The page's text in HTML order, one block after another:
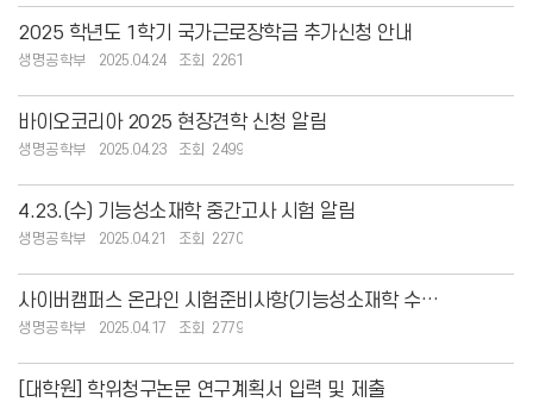
2025 학년도 1학기 국가근로장학금 추가신청 안내
생명공학부 2025.04.24 2261
바이오코리아 2025 현장견학 신청 알림
생명공학부 2025.04.23 2499
4.23.(수) 기능성소재학 중간고사 시험 알림
생명공학부 2025.04.21 2270
사이버캠퍼스 온라인 시험준비사항(기능성소재학 수강생 필독!! )
생명공학부 2025.04.17 2779
[대학원] 학위청구논문 연구계획서 입력 및 제출